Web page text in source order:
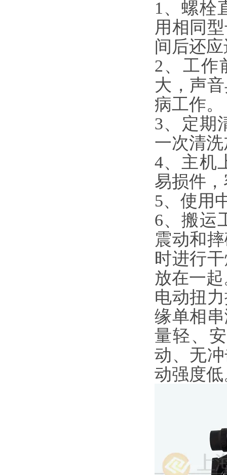
1、螺栓
用相同
间后还
2、工作
大，声
病工作。
3、定期
一次清
4、主机
易损件
5、使用
6、搬运
震动和
时进行
放在一
电动扭
缘单相
量轻、
动、无
动强度